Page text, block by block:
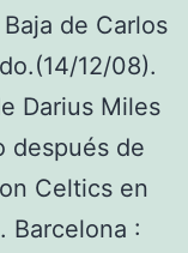
de Carlos
12/08).
Darius Miles
después de
Celtics en
Barcelona :